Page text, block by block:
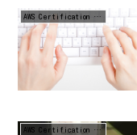
AWS Certification Exam
AWS Certification Exam